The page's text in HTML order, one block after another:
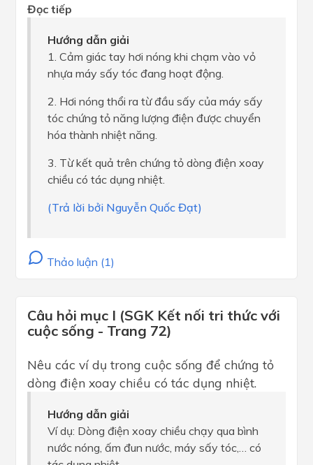
Đọc tiếp
Hướng dẫn giải
1. Cảm giác tay hơi nóng khi chạm vào vỏ
nhựa máy sấy tóc đang hoạt động.
2. Hơi nóng thổi ra từ đầu sấy của máy sấy
tóc chứng tỏ năng lượng điện được chuyển
hóa thành nhiệt năng.
3. Từ kết quả trên chứng tỏ dòng điện xoay
chiều có tác dụng nhiệt.
(Trả lời bởi Nguyễn Quốc Đạt)
Thảo luận (1)
Câu hỏi mục I (SGK Kết nối tri thức với
cuộc sống - Trang 72)
Nêu các ví dụ trong cuộc sống để chứng tỏ
dòng điện xoay chiều có tác dụng nhiệt.
Hướng dẫn giải
Ví dụ: Dòng điện xoay chiều chạy qua bình
nước nóng, ấm đun nước, máy sấy tóc,… có